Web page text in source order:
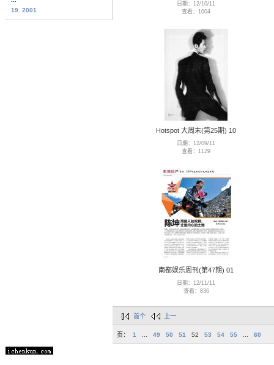
19. 2001
日期：12/10/11
查看：1004
Hotspot 大周末(第25期) 10
日期：12/09/11
查看：1129
南都娱乐周刊(第47期) 01
日期：12/11/11
查看：836
首个 上一
页： 1 49 50 51 52 53 54 55 60